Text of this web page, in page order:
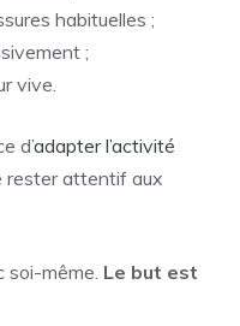
habituelles ;
;
vive.
d’adapter l’activité
rester attentif aux
soi-même. Le but est